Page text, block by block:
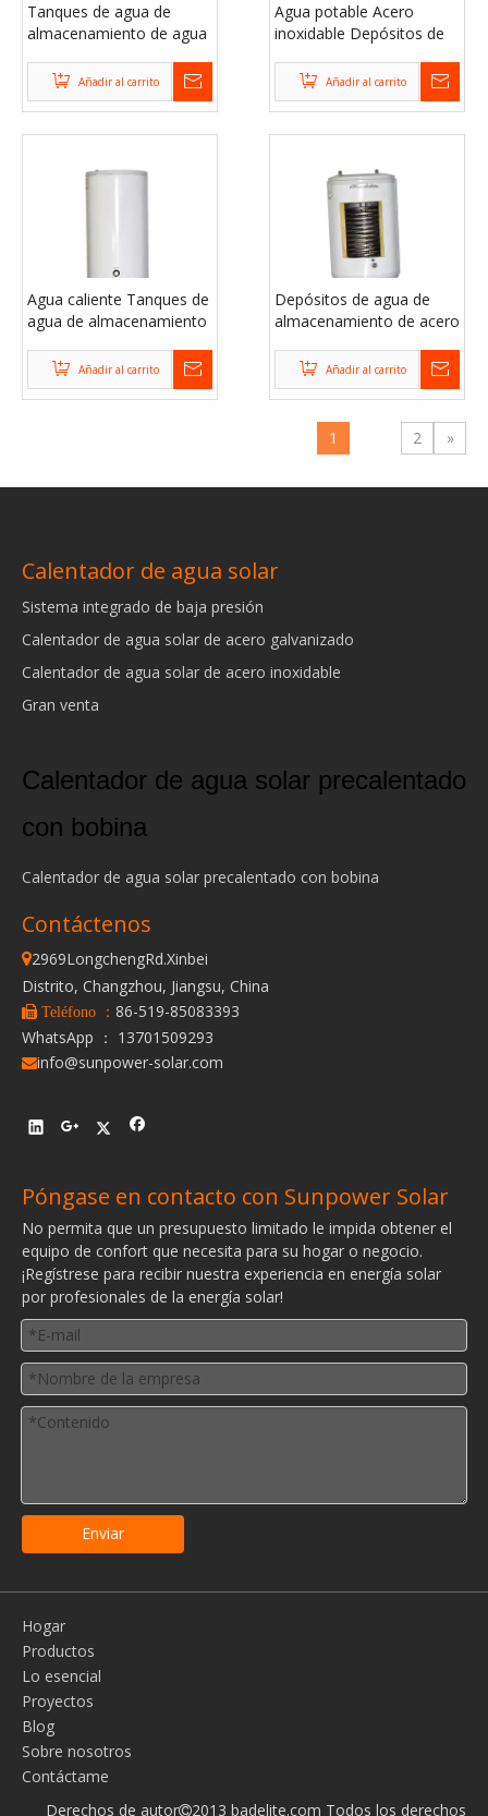
Tanques de agua de
almacenamiento de agua
para hogaresAñadir al carrito
Agua potable Acero
inoxidable Depósitos de
Añadir al carrito
Agua caliente Tanques de
agua de almacenamiento
hogaresAñadir al carrito
Depósitos de agua de
almacenamiento de acero
sobre el suelo
Añadir al carrito
1 2 »
Calentador de agua solar
Sistema integrado de baja presión
Calentador de agua solar de acero galvanizado
Calentador de agua solar de acero inoxidable
Gran venta
Calentador de agua solar precalentado
con bobina
Calentador de agua solar precalentado con bobina
Contáctenos
2969LongchengRd.Xinbei
Distrito, Changzhou, Jiangsu, China
 Teléfono ： 86-519-85083393
WhatsApp ： 13701509293
info@sunpower-solar.com
Póngase en contacto con Sunpower Solar
No permita que un presupuesto limitado le impida obtener el
equipo de confort que necesita para su hogar o negocio.
¡Regístrese para recibir nuestra experiencia en energía solar
por profesionales de la energía solar!
Enviar
Hogar
Productos
Lo esencial
Proyectos
Blog
Sobre nosotros
Contáctame
Derechos de autor2013 badelite.com Todos los derechos